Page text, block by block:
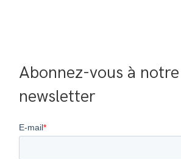
Abonnez-vous à notre
newsletter